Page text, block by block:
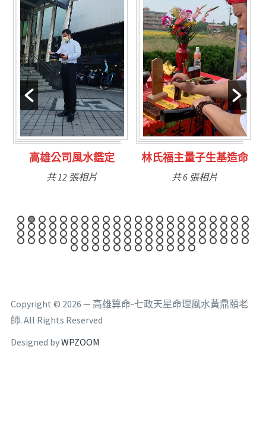
林氏福主量子生基造命
共 6 張相片
台南永康風水鑑定
共 9 張相片
Copyright © 2026 — 高雄算命-七政天星命理風水黃鼎頤老
師. All Rights Reserved
Designed byWPZOOM